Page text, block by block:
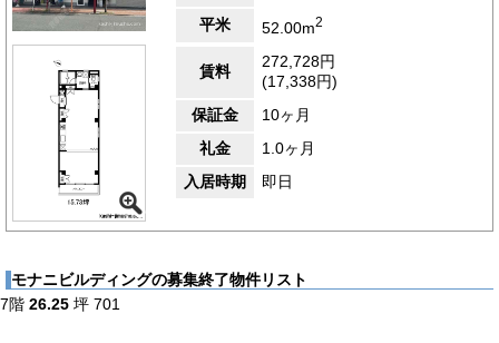
平米
52.00m2
賃料
272,728円
(17,338円)
保証金
10ヶ月
礼金
1.0ヶ月
入居時期
即日
モナニビルディングの募集終了物件リスト
7階 26.25 坪 701